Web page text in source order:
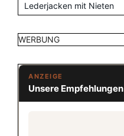
Lederjacken mit Nieten
WERBUNG
ANZEIGE
Unsere Empfehlungen